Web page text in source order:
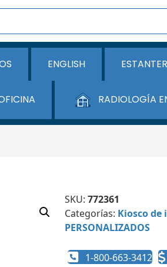
ENGLISH
RADIOLOGÍA
SKU: 772361
Categorías: Kiosco
PERSONALIZADOS
1-800-663-3412